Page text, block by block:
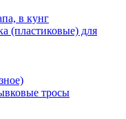
в кунг
(пластиковые) для
тросы